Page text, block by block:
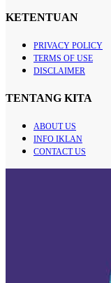
KETENTUAN
PRIVACY POLICY
TERMS OF USE
DISCLAIMER
TENTANG KITA
ABOUT US
INFO IKLAN
CONTACT US